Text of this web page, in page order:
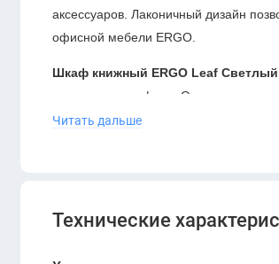
аксессуаров. Лаконичный дизайн
офисной мебели ERGO.
Шкаф книжный ERGO Leaf
современном офисе. Он помогает
атмосферу.
Читать дальше
Технические